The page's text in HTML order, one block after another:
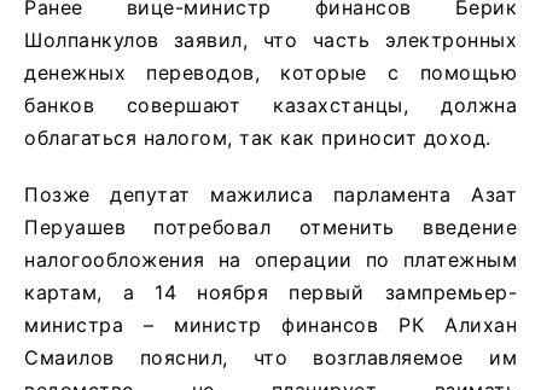
Ранее вице-министр финансов Берик
Шолпанкулов заявил, что часть электронных
денежных переводов, которые с помощью
банков совершают казахстанцы, должна
облагаться налогом, так как приносит доход.
Позже депутат мажилиса парламента Азат
Перуашев потребовал отменить введение
налогообложения на операции по платежным
картам, а 14 ноября первый зампремьер-
министра – министр финансов РК Алихан
Смаилов пояснил, что возглавляемое им